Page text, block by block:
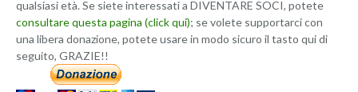
qualsiasi età. Se siete interessati a DIVENTARE SOCI, potete
consultare questa pagina (click qui); se volete supportarci con
una libera donazione, potete usare in modo sicuro il tasto qui di
seguito, GRAZIE!!